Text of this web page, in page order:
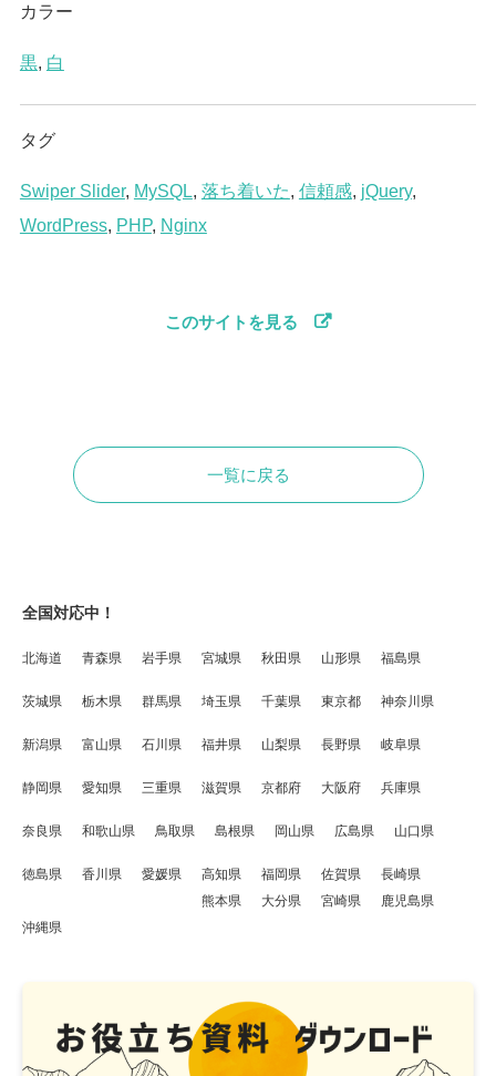
カラー
黒, 白
タグ
Swiper Slider, MySQL, 落ち着いた, 信頼感, jQuery,
WordPress, PHP, Nginx
このサイトを見る
一覧に戻る
全国対応中！
北海道 青森県 岩手県 宮城県 秋田県 山形県 福島県
茨城県 栃木県 群馬県 埼玉県 千葉県 東京都 神奈川県
新潟県 富山県 石川県 福井県 山梨県 長野県 岐阜県
静岡県 愛知県 三重県 滋賀県 京都府 大阪府 兵庫県
奈良県 和歌山県 鳥取県 島根県 岡山県 広島県 山口県
徳島県 香川県 愛媛県 高知県 福岡県 佐賀県
長崎県
熊本県
大分県 宮崎県
鹿児島県
沖縄県